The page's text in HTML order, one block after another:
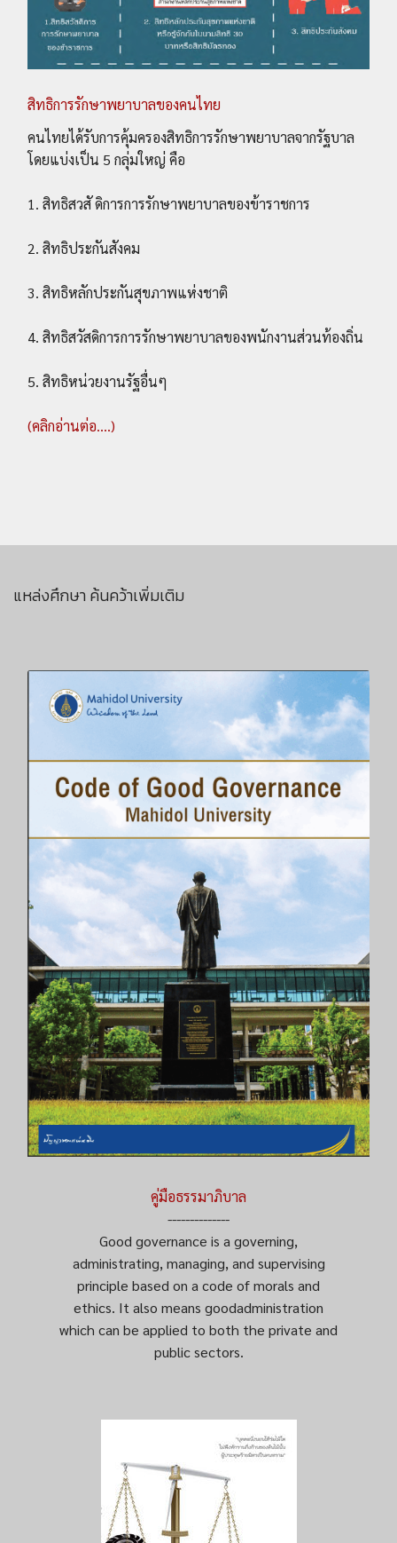
สิทธิการรักษาพยาบาลของคนไทย
คนไทยได้รับการคุ้มครองสิทธิการรักษาพยาบาลจากรัฐบาล
โดยแบ่งเป็น 5 กลุ่มใหญ่ คือ
1. สิทธิสวสั ดิการการรักษาพยาบาลของข้าราชการ
2. สิทธิประกันสังคม
3. สิทธิหลักประกันสุขภาพแห่งชาติ
4. สิทธิสวัสดิการการรักษาพยาบาลของพนักงานส่วนท้องถิ่น
5. สิทธิหน่วยงานรัฐอื่นๆ
(คลิกอ่านต่อ....)
แหล่งศึกษา ค้นคว้าเพิ่มเติม
คู่มือธรรมาภิบาล
--------------
Good governance is a governing,
administrating, managing, and supervising
principle based on a code of morals and
ethics. It also means goodadministration
which can be applied to both the private and
public sectors.